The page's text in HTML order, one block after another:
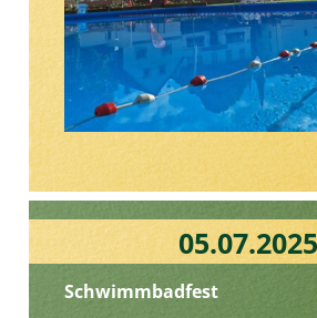
05.07.2025
Schwimmbadfest